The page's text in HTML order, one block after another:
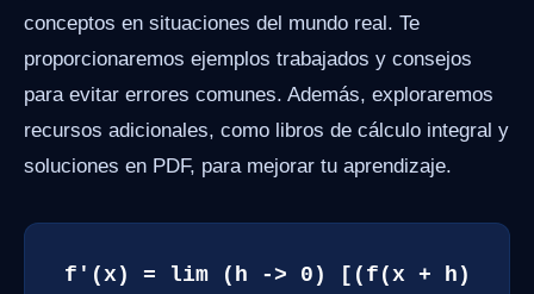
conceptos en situaciones del mundo real. Te
proporcionaremos ejemplos trabajados y consejos
para evitar errores comunes. Además, exploraremos
recursos adicionales, como libros de cálculo integral y
soluciones en PDF, para mejorar tu aprendizaje.
f'(x) = lim (h -> 0) [(f(x + h)